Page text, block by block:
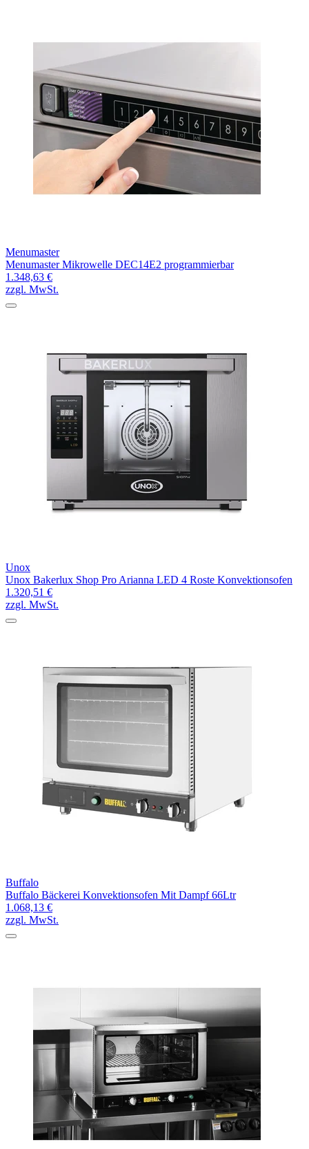
Menumaster
Menumaster Mikrowelle DEC14E2 programmierbar
1.348,63 €
zzgl. MwSt.
Unox
Unox Bakerlux Shop Pro Arianna LED 4 Roste Konvektionsofen
1.320,51 €
zzgl. MwSt.
Buffalo
Buffalo Bäckerei Konvektionsofen Mit Dampf 66Ltr
1.068,13 €
zzgl. MwSt.